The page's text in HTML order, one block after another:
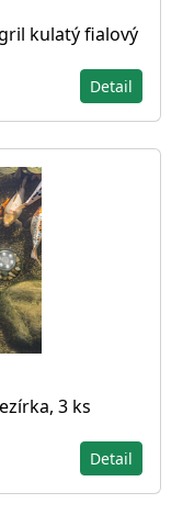
kulatý fialový
Detail
3 ks
Detail